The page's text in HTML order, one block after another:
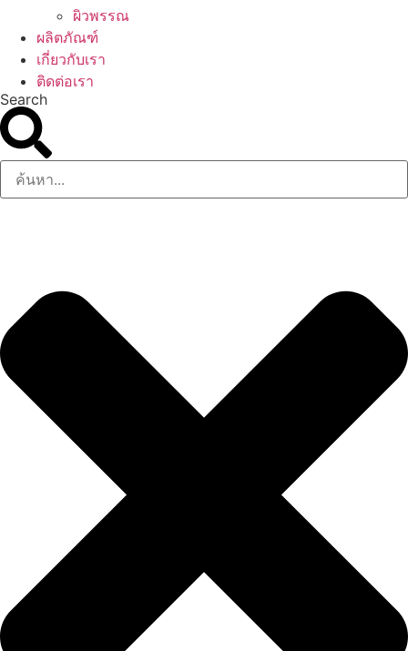
ผิวพรรณ
ผลิตภัณฑ์
เกี่ยวกับเรา
ติดต่อเรา
Search